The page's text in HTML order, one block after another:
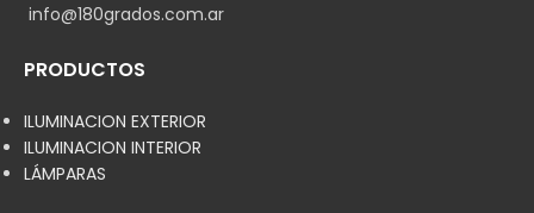
info@180grados.com.ar
PRODUCTOS
ILUMINACION EXTERIOR
ILUMINACION INTERIOR
LÁMPARAS